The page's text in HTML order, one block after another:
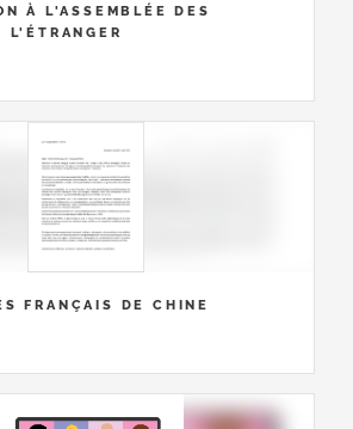
À L'ASSEMBLÉE DES
L'ÉTRANGER
FRANÇAIS DE CHINE